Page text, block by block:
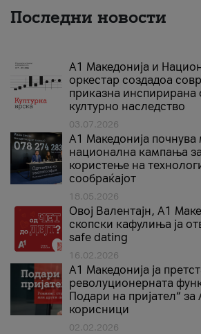
Последни новости
А1 Македонија и
оркестар создадоа
приказна инспирирана
културно наследство
03.07.2026
A1 Македонија почнува
национална кампања
користење на
сообраќајот
18.05.2026
Овој Валентајн, A1
скопски кафулиња ја
safe dating
16.02.2026
А1 Македонија ја
револуционерната
Подари на пријател“
корисници
02.02.2026